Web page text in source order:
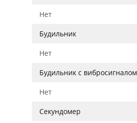
Нет
Будильник
Нет
Будильник с вибросигналом
Нет
Секундомер